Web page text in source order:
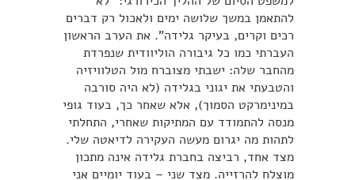
להתאמן במשך שלושה ימים ולאכול רק דברים
רכים וקרים, בעיקר גלידה”. את הערב הראשון
העברתי כמו כל גיבורה הוליוודית שנפרדת
מהחבר שלה: ישבתי מצוברח מול הטלוויזיה
והטבעתי את יגוני בגלידה (לא היה סורבה
במינימרקט הסמוך), אלא שאחר כך, בעוד גופי
מנסה להתמודד עם המתיקות שאחרי, התחלתי
לתהות מה יגרום מעשה העקירה לדיאטה שלי.
מצד אחד, רביצה בחברת גלידה אינה מתכון
מוצלח להרזייה. מצד שני – בעוד יומיים אני